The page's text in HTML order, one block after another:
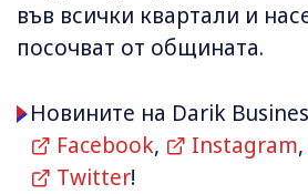
във всички квартали и
посочват от общината.
Новините на Darik
Facebook, Instagram,
Twitter!